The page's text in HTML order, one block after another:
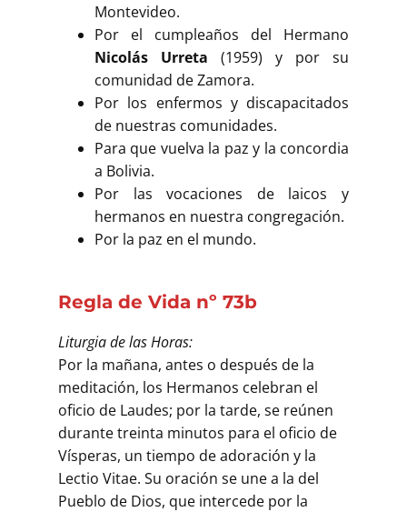
Montevideo.
Por el cumpleaños del Hermano
Nicolás Urreta (1959) y por su
comunidad de Zamora.
Por los enfermos y discapacitados
de nuestras comunidades.
Para que vuelva la paz y la concordia
a Bolivia.
Por las vocaciones de laicos y
hermanos en nuestra congregación.
Por la paz en el mundo.
Regla de Vida nº 73b
Liturgia de las Horas:
Por la mañana, antes o después de la
meditación, los Hermanos celebran el
oficio de Laudes; por la tarde, se reúnen
durante treinta minutos para el oficio de
Vísperas, un tiempo de adoración y la
Lectio Vitae. Su oración se une a la del
Pueblo de Dios, que intercede por la